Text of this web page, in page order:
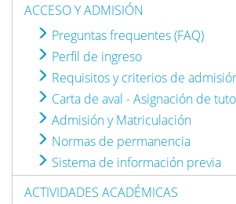
ACCESO Y ADMISIÓN
Preguntas frequentes (FAQ)
Perfil de ingreso
Requisitos y criterios de
Carta de aval - Asignación de
Admisión y Matriculación
Normas de permanencia
Sistema de información previa
ACTIVIDADES ACADÉMICAS